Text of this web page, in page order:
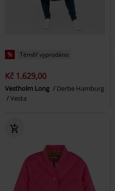
% Téměř vyprodáno
Kč 1.629,00
Vestholm Long
Derbe Hamburg
Vesta